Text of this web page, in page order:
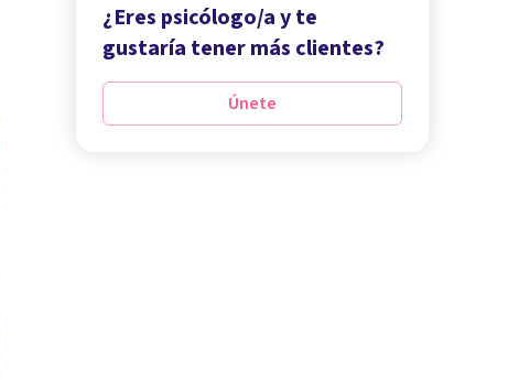
¿Eres psicólogo/a y te
gustaría tener más clientes?
Únete